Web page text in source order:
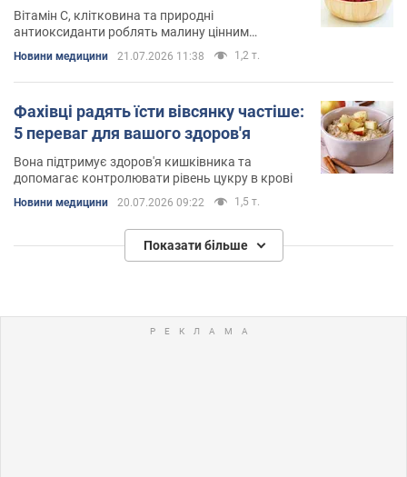
Вітамін С, клітковина та природні
антиоксиданти роблять малину цінним
продуктом для підтримки здоров'я
Новини медицини 21.07.2026 11:38 1,2 т.
Фахівці радять їсти вівсянку частіше:
5 переваг для вашого здоров'я
Вона підтримує здоров'я кишківника та
допомагає контролювати рівень цукру в крові
Новини медицини 20.07.2026 09:22 1,5 т.
Показати більше